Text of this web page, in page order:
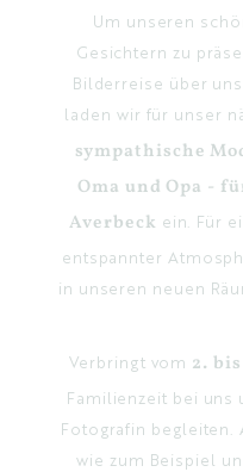
Ideen für
Wir für Euch
EN
Um unseren
Gesichtern zu
Bilderreise über
laden wir für unser
sympathische
Oma und Opa -
Averbeck ein. Für
entspannter
in unseren neuen
Verbringt vom 2.
Familienzeit bei uns
Fotografin begleiten.
wie zum Beispiel